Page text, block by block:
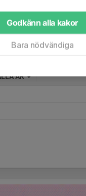
väldigt mycket och
och det hjälper hela
ÅR
Godkänn alla kakor
Bara nödvändiga